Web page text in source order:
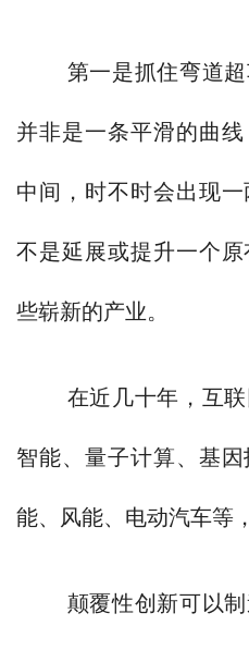
第一是抓住弯道超
并非是一条平滑的曲
中间，时不时会出现
不是延展或提升一个
些崭新的产业。
在近几十年，互联
智能、量子计算、基
能、风能、电动汽车等
颠覆性创新可以制